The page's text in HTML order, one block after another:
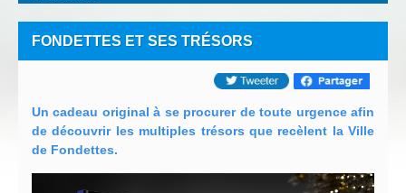
FONDETTES ET SES TRÉSORS
Un cadeau original à se procurer de toute urgence afin
de découvrir les multiples trésors que recèlent la Ville
de Fondettes.